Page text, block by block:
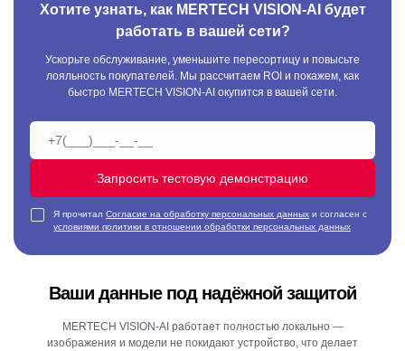
Хотите узнать, как MERTECH VISION-AI будет
работать в вашей сети?
Ускорьте обслуживание, уменьшите пересортицу и повысьте
лояльность покупателей. Мы рассчитаем ROI и покажем, как
быстро MERTECH VISION-AI окупится в вашей сети.
Запросить тестовую демонстрацию
Я прочитал Согласие на обработку персональных данных и согласен с
условиями политики в отношении обработки персональных данных
Ваши данные под надёжной защитой
MERTECH VISION-AI работает полностью локально —
изображения и модели не покидают устройство, что делает